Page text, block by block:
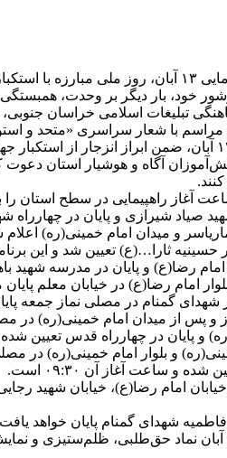
مسیرها و زمان آغاز راهپیمایی ۱۳
شورای هماهنگی تبلیغات اسلامی
صحنه خراسان جنوبی با حضور پرشور و حماسی خویش در
آگاه و هوشیار استان
آغاز راهپیمایی در سطح استان را
و پایان در چهارراه شهید قرنی
امام خمینی(ره) اعلام شد و آغاز
تعیین شد و این برنامه ساعت ۰۹:۰۰
و پایان در مدرسه شهید باهنر خواهد
در خیابان معلم پایان می‌یابد و ساعت
در مصلی نماز جمعه پایان
امام خمینی(ره) در مصلی نماز
چهارراه قدس تعیین شده و از ساعت
امام خمینی(ره) در مصلی نماز جمعه
ساعت آغاز آن ۰۹:۳۰ است.
گمنام پایان خواهد یافت و از ساعت